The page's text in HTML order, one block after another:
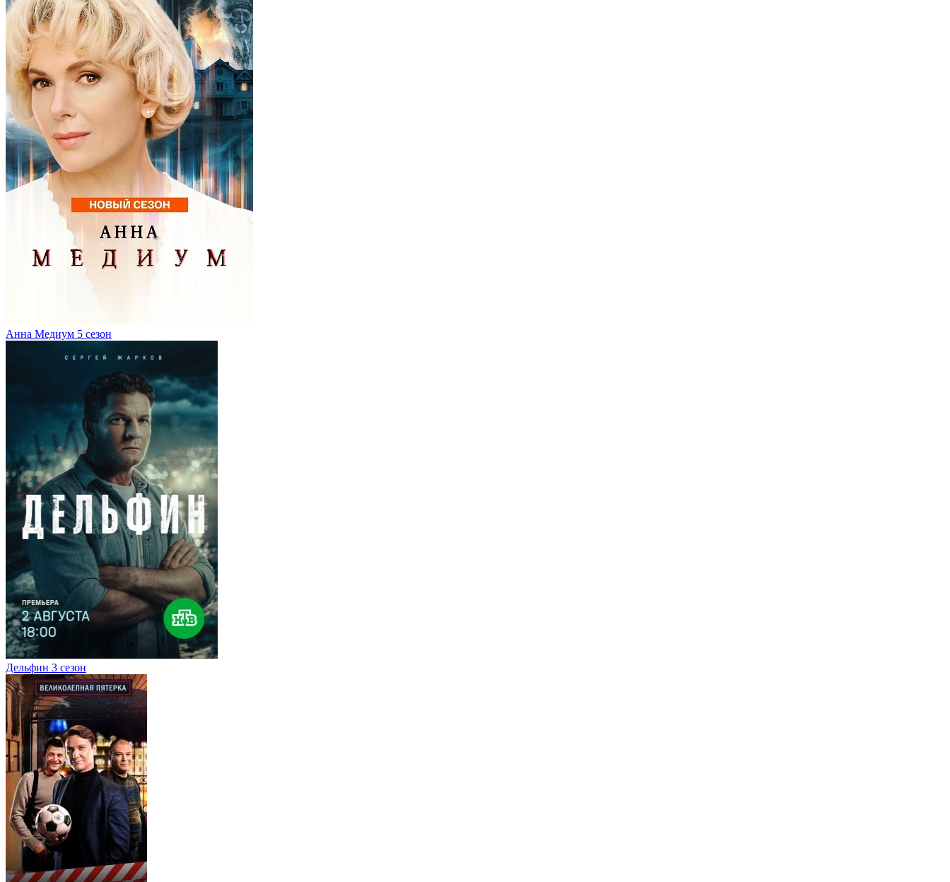
Анна Медиум 5 сезон
Дельфин 3 сезон